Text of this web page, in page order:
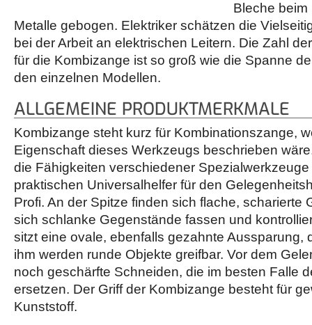
Bleche
Metalle gebogen. Elektriker schätzen die
bei der Arbeit an elektrischen Leitern. Die Zahl
für die Kombizange ist so groß wie die Spanne
den einzelnen Modellen.
ALLGEMEINE PRODUKTMERKMALE
Kombizange steht kurz für Kombinationszange,
Eigenschaft dieses Werkzeugs beschrieben
die Fähigkeiten verschiedener
praktischen Universalhelfer für den
Profi. An der Spitze finden sich flache, scharierte
sich schlanke Gegenstände fassen und
sitzt eine ovale, ebenfalls gezahnte Aussparung,
ihm werden runde Objekte greifbar. Vor dem
noch geschärfte Schneiden, die im besten Falle
ersetzen. Der Griff der Kombizange besteht für
Kunststoff.